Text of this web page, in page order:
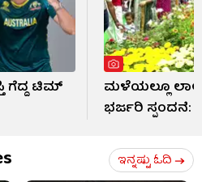
ಗೆದ್ದ ಟಿಮ್
ಮಳೆಯಲ್ಲೂ
ಭರ್ಜರಿ
ಇನ್ನಷ್ಟು ಓದಿ